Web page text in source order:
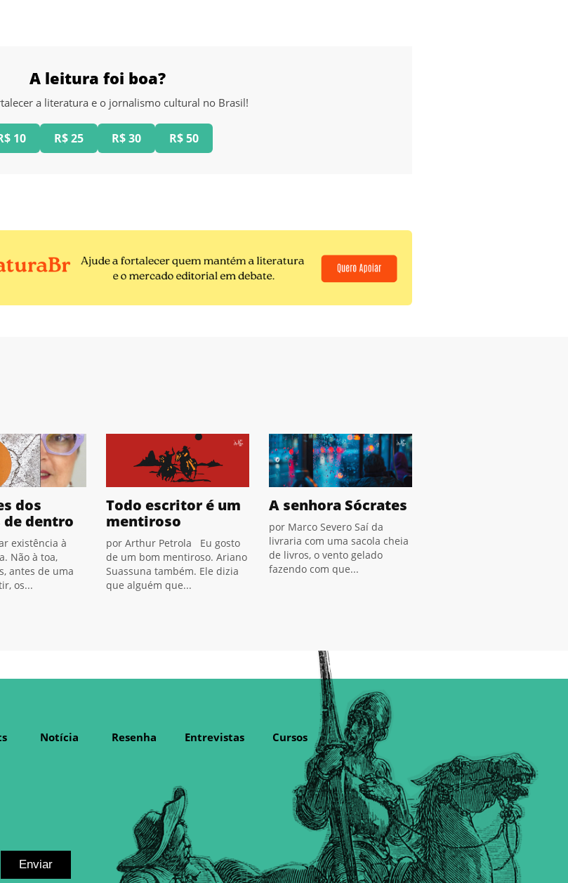
A leitura foi boa?
a literatura e o jornalismo cultural no Brasil!
10 R$ 25 R$ 30 R$ 50
dos
de dentro
existência à
Não à toa,
antes de uma
os...
Todo escritor é um
mentiroso
por Arthur Petrola Eu gosto
de um bom mentiroso. Ariano
Suassuna também. Ele dizia
que alguém que...
A senhora Sócrates
por Marco Severo Saí da
livraria com uma sacola cheia
de livros, o vento gelado
fazendo com que...
Notícia Resenha Entrevistas Cursos
Enviar